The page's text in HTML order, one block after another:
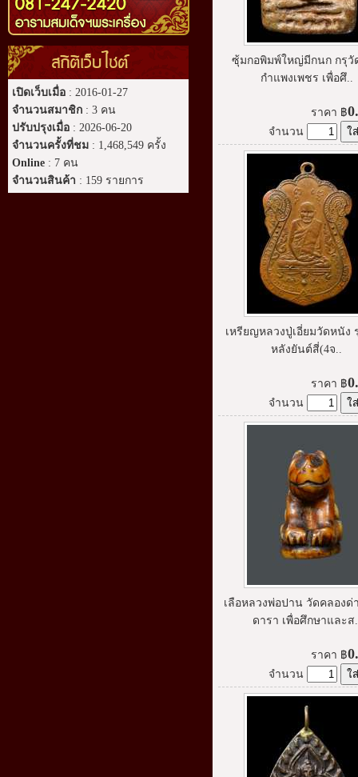
สถิติเว็บไซต์
เปิดเว็บเมื่อ : 2016-01-27
จำนวนสมาชิก : 3 คน
ปรับปรุงเมื่อ : 2026-06-20
จำนวนครั้งที่ชม : 1,468,549 ครั้ง
Online : 7 คน
จำนวนสินค้า : 159 รายการ
ซุ้มกอพิมพ์ใหญ่มีกนก กรุวั
กำแพงเพชร เพื่อศึ..
ราคา ฿
จำนวน
เหรียญหลวงปู่เอี่ยมวัดหนัง
หลังยันต์สี่(4จ..
ราคา ฿
จำนวน
เลือหลวงพ่อปาน วัดคลองด่
ดารา เพื่อศึกษาและส
ราคา ฿
จำนวน